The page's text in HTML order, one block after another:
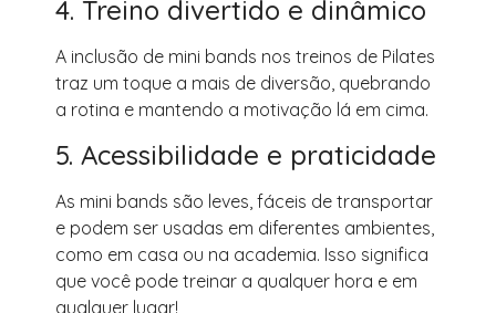
4. Treino divertido e dinâmico
A inclusão de mini bands nos treinos de Pilates
traz um toque a mais de diversão, quebrando
a rotina e mantendo a motivação lá em cima.
5. Acessibilidade e praticidade
As mini bands são leves, fáceis de transportar
e podem ser usadas em diferentes ambientes,
como em casa ou na academia. Isso significa
que você pode treinar a qualquer hora e em
qualquer lugar!